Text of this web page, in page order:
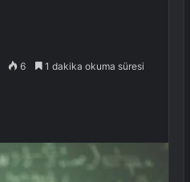
6 1 dakika okuma süresi